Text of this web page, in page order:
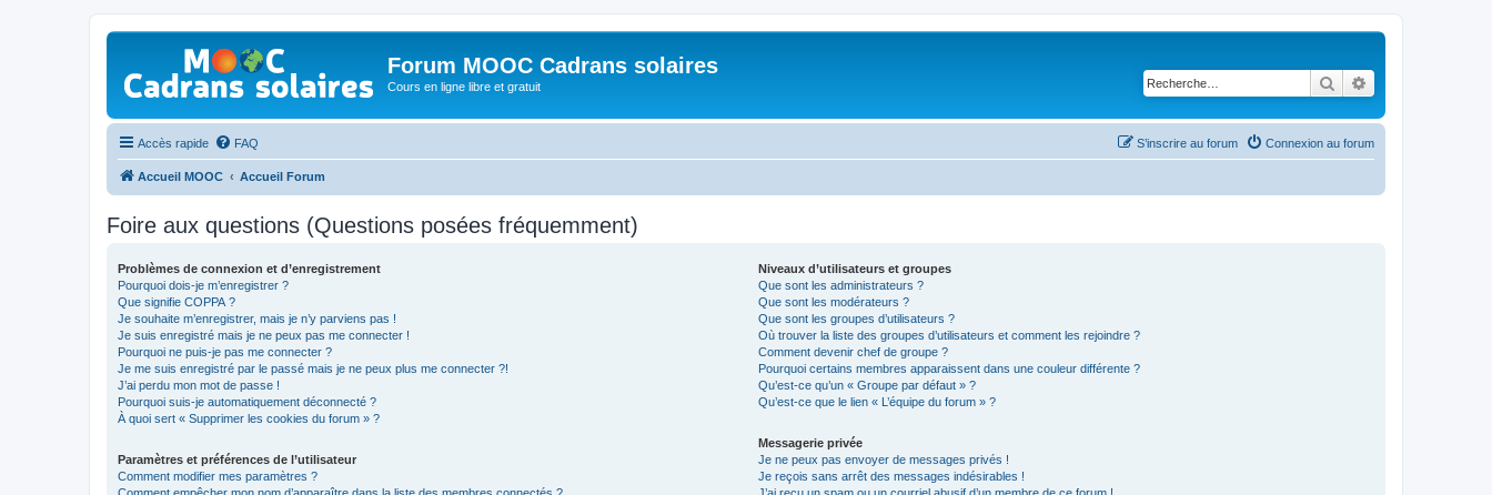
Forum MOOC Cadrans solaires
Cours en ligne libre et gratuit Rechercher
Accès rapide FAQ Connexion au forum
S’inscrire au forum
Accueil MOOC Accueil Forum
Foire aux questions (Questions posées fréquemment)
Problèmes de connexion et d’enregistrement
Pourquoi dois-je m’enregistrer ?
Que signifie COPPA ?
Je souhaite m’enregistrer, mais je n’y parviens pas !
Je suis enregistré mais je ne peux pas me connecter !
Pourquoi ne puis-je pas me connecter ?
Je me suis enregistré par le passé mais je ne peux plus me connecter ?!
J’ai perdu mon mot de passe !
Pourquoi suis-je automatiquement déconnecté ?
À quoi sert « Supprimer les cookies du forum » ?
Paramètres et préférences de l’utilisateur
Comment modifier mes paramètres ?
Comment empêcher mon nom d’apparaître dans la liste des membres connectés ?
Niveaux d’utilisateurs et groupes
Que sont les administrateurs ?
Que sont les modérateurs ?
Que sont les groupes d’utilisateurs ?
Où trouver la liste des groupes d’utilisateurs et comment les rejoindre ?
Comment devenir chef de groupe ?
Pourquoi certains membres apparaissent dans une couleur différente ?
Qu’est-ce qu’un « Groupe par défaut » ?
Qu’est-ce que le lien « L’équipe du forum » ?
Messagerie privée
Je ne peux pas envoyer de messages privés !
Je reçois sans arrêt des messages indésirables !
J’ai reçu un spam ou un courriel abusif d’un membre de ce forum !